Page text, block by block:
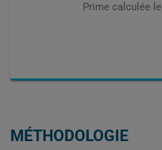
Prime calculée le
MÉTHODOLOGIE